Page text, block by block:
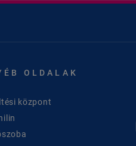
OLDALAK
központ